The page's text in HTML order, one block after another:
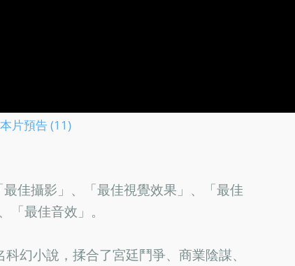
片預告 (11)
佳攝影」、「最佳視覺效果」、「最佳
最佳音效」。
幻小說，揉合了宮廷鬥爭、商業陰謀、